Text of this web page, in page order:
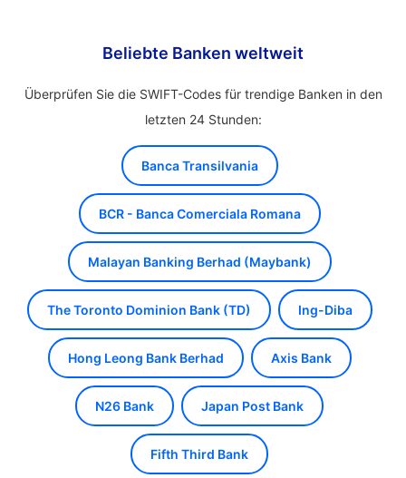
Beliebte Banken weltweit
Überprüfen Sie die SWIFT-Codes für trendige Banken in den
letzten 24 Stunden:
Banca Transilvania
BCR - Banca Comerciala Romana
Malayan Banking Berhad (Maybank)
The Toronto Dominion Bank (TD) Ing-Diba
Hong Leong Bank Berhad Axis Bank
N26 Bank Japan Post Bank
Fifth Third Bank